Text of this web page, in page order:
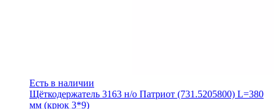
Есть в наличии
Щёткодержатель 3163 н/о Патриот (731.5205800) L=380
мм (крюк 3*9)